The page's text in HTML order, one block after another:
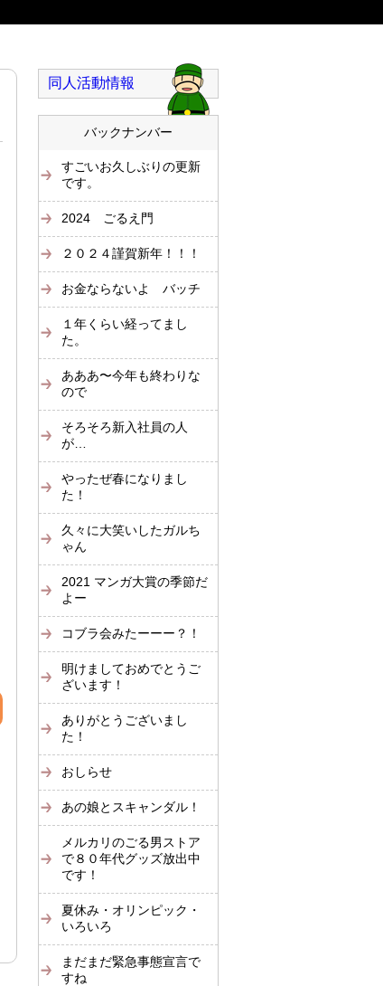
同人活動情報
バックナンバー
すごいお久しぶりの更新
です。
2024 ごるえ門
２０２４謹賀新年！！！
お金ならないよ バッチ
１年くらい経ってまし
た。
あああ〜今年も終わりな
ので
そろそろ新入社員の人
が…
やったぜ春になりまし
た！
久々に大笑いしたガルち
ゃん
2021 マンガ大賞の季節だ
よー
コブラ会みたーーー？！
明けましておめでとうご
ざいます！
ありがとうございまし
た！
おしらせ
あの娘とスキャンダル！
メルカリのごる男ストア
で８０年代グッズ放出中
です！
夏休み・オリンピック・
いろいろ
まだまだ緊急事態宣言で
すね